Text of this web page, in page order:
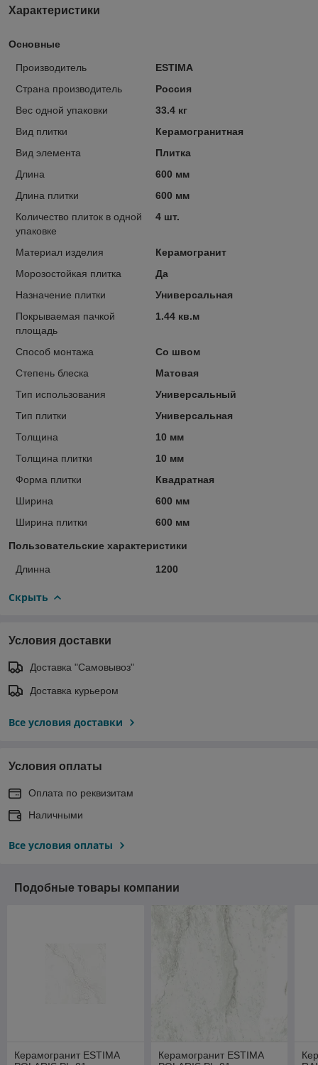
Характеристики
Основные
Производитель
ESTIMA
Страна производитель
Россия
Вес одной упаковки
33.4 кг
Вид плитки
Керамогранитная
Вид элемента
Плитка
Длина
600 мм
Длина плитки
600 мм
Количество плиток в одной
упаковке
4 шт.
Материал изделия
Керамогранит
Морозостойкая плитка
Да
Назначение плитки
Универсальная
Покрываемая пачкой
площадь
1.44 кв.м
Способ монтажа
Со швом
Степень блеска
Матовая
Тип использования
Универсальный
Тип плитки
Универсальная
Толщина
10 мм
Толщина плитки
10 мм
Форма плитки
Квадратная
Ширина
600 мм
Ширина плитки
600 мм
Пользовательские характеристики
Длинна 1200
Скрыть
Условия доставки
Доставка "Самовывоз"
Доставка курьером
Все условия доставки
Условия оплаты
Оплата по реквизитам
Наличными
Все условия оплаты
Подобные товары компании
Керамогранит ESTIMA
Керамогранит ESTIMA